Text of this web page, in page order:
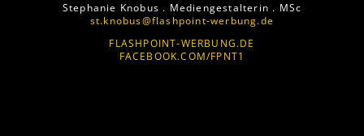
Stephanie Knobus . Mediengestalterin . MSc
st.knobus@flashpoint-werbung.de
FLASHPOINT-WERBUNG.DE
FACEBOOK.COM/FPNT1